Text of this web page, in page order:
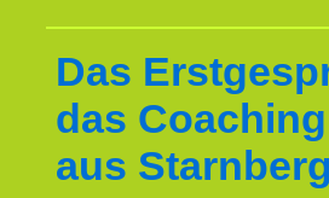
Das
das
aus Starnberg